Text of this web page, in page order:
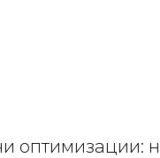
оптимизации: